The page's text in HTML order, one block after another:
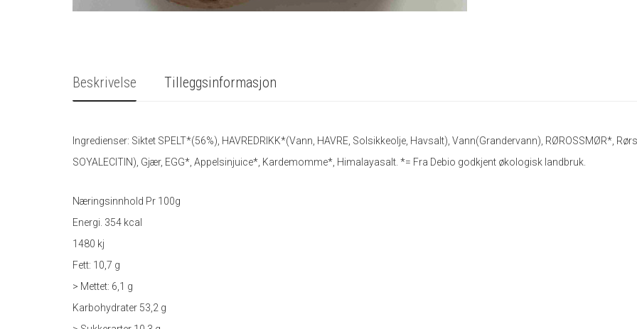
Beskrivelse Tilleggsinformasjon
Ingredienser: Siktet SPELT*(56%), HAVREDRIKK*(Vann, HAVRE, Solsikkeolje, Havsalt), Vann(Grandervann), RØROSSMØR*,
SOYALECITIN), Gjær, EGG*, Appelsinjuice*, Kardemomme*, Himalayasalt. *= Fra Debio godkjent økologisk landbruk.
Næringsinnhold Pr 100g
Energi. 354 kcal
1480 kj
Fett: 10,7 g
> Mettet: 6,1 g
Karbohydrater 53,2 g